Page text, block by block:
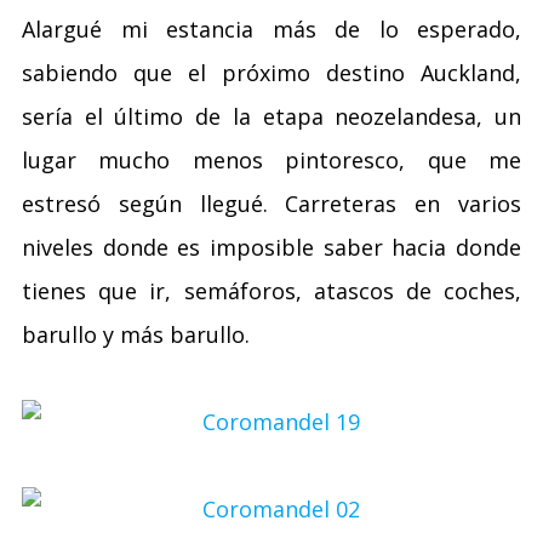
Alargué mi estancia más de lo esperado,
sabiendo que el próximo destino Auckland,
sería el último de la etapa neozelandesa, un
lugar mucho menos pintoresco, que me
estresó según llegué. Carreteras en varios
niveles donde es imposible saber hacia donde
tienes que ir, semáforos, atascos de coches,
barullo y más barullo.